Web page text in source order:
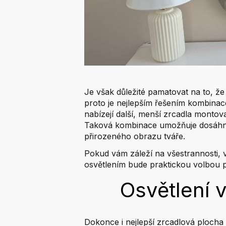
Je však důležité pamatovat na to,
proto je nejlepším řešením
nabízejí další, menší zrcadla
Taková kombinace umožňuje
přirozeného obrazu tváře.
Pokud vám záleží na
osvětlením bude praktickou volbou
Osvětlení
Dokonce i nejlepší zrcadlová